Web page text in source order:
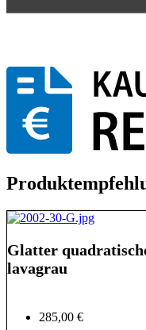
Glatter
lavagrau
285,00 €